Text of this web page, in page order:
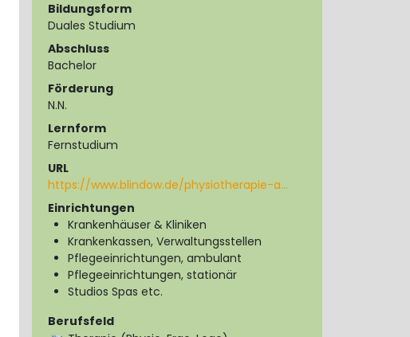
Bildungsform
Duales Studium
Abschluss
Bachelor
Förderung
N.N.
Lernform
Fernstudium
URL
https://www.blindow.de/physiotherapie-a…
Einrichtungen
Krankenhäuser & Kliniken
Krankenkassen, Verwaltungsstellen
Pflegeeinrichtungen, ambulant
Pflegeeinrichtungen, stationär
Studios Spas etc.
Berufsfeld